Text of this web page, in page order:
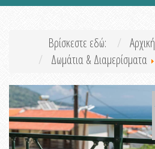
Βρίσκεστε εδώ: Αρχική
Δωμάτια & Διαμερίσματα